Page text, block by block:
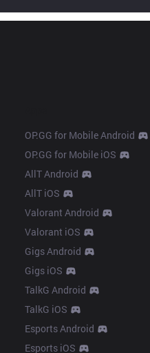
OP.GG for Mobile Android
OP.GG for Mobile iOS
AllT Android
AllT iOS
Valorant Android
Valorant iOS
Gigs Android
Gigs iOS
TalkG Android
TalkG iOS
Esports Android
Esports iOS